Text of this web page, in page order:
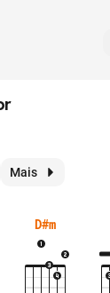
Mais
D#m